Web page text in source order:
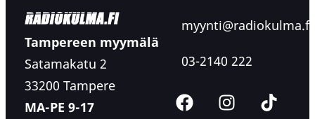
Tampereen myymälä
Satamakatu 2
33200 Tampere
MA-PE 9-17
myynti@radiokulma.fi
03-2140 222